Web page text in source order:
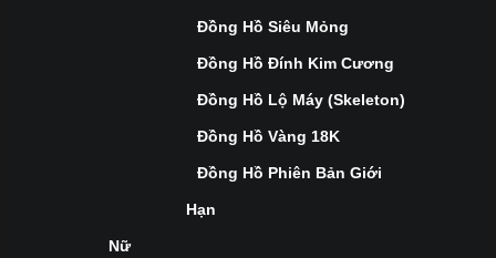
Đồng Hồ Siêu Mỏng
Đồng Hồ Đính Kim Cương
Đồng Hồ Lộ Máy (Skeleton)
Đồng Hồ Vàng 18K
Đồng Hồ Phiên Bản Giới
Hạn
Nữ